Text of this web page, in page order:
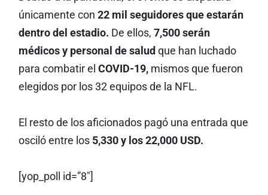
únicamente con 22 mil seguidores que estarán
dentro del estadio. De ellos, 7,500 serán
médicos y personal de salud que han luchado
para combatir el COVID-19,mismos que fueron
elegidos por los 32 equipos de la NFL.
El resto de los aficionados pagó una entrada que
osciló entre los 5,330 y los 22,000 USD.
[yop_poll id=”8″]